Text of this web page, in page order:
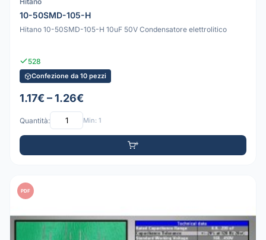
10-50SMD-105-H
Hitano 10-50SMD-105-H 10uF 50V Condensatore elettrolitico
528
Confezione da 10 pezzi
1.17€ – 1.26€
Quantità: Min: 1
PDF